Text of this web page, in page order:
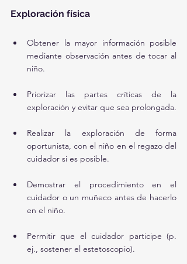
Exploración física
Obtener la mayor información posible
mediante observación antes de tocar al
niño.
Priorizar las partes críticas de la
exploración y evitar que sea prolongada.
Realizar la exploración de forma
oportunista, con el niño en el regazo del
cuidador si es posible.
Demostrar el procedimiento en el
cuidador o un muñeco antes de hacerlo
en el niño.
Permitir que el cuidador participe (p.
ej., sostener el estetoscopio).